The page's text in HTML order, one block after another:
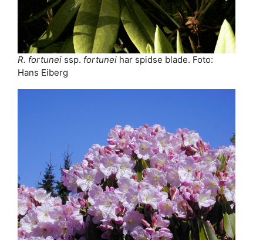
R. fortunei ssp. fortunei har spidse blade. Foto:
Hans Eiberg